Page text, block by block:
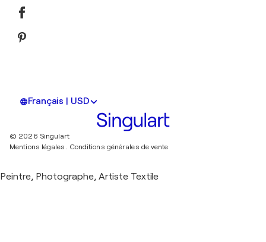
Français | USD
© 2026 Singulart
Mentions légales. Conditions générales de vente
Peintre, Photographe, Artiste Textile